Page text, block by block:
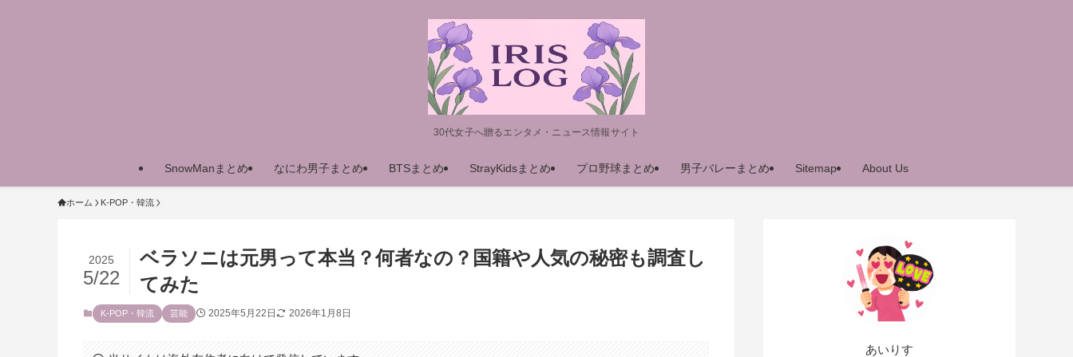
30代女子へ贈るエンタメ・ニュース情報サイト
SnowManまとめ なにわ男子まとめ BTSまとめ StrayKidsまとめ プロ野球まとめ 男子バレーまとめ Sitemap About Us
ホーム K-POP・韓流
ベラソニは元男って本当？何者なの？国籍や人気の秘密も調査し
てみた
2025
5/22
K-POP・韓流 芸能 2025年5月22日 2026年1月8日
あいりす